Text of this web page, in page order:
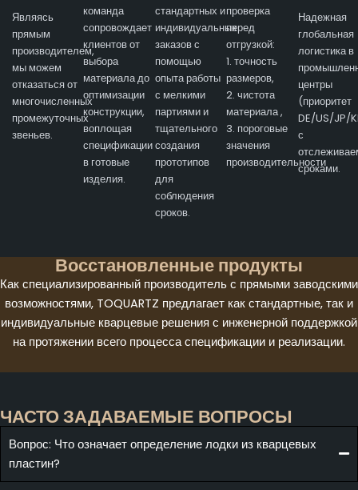
Являясь
прямым
производителем,
мы можем
отказаться от
многочисленных
промежуточных
звеньев.
команда
сопровождает
клиентов от
выбора
материала до
оптимизации
конструкции,
воплощая
спецификации
в готовые
изделия.
стандартных и
индивидуальных
заказов с
помощью
опыта работы
с мелкими
партиями и
тщательного
создания
прототипов
для
соблюдения
сроков.
проверка
перед
отгрузкой:
1. точность
размеров,
2. чистота
материала ,
3. пороговые
значения
производительности
Надежная
глобальная
логистика в
центры
(приоритет
DE/US/JP/
с
сроками.
Восстановленные продукты
Как специализированный производитель с прямыми заводскими
возможностями, TOQUARTZ предлагает как стандартные, так и
индивидуальные кварцевые решения с инженерной поддержкой
на протяжении всего процесса спецификации и реализации.
ЧАСТО ЗАДАВАЕМЫЕ ВОПРОСЫ
Вопрос: Что означает определение лодки из кварцевых
пластин?